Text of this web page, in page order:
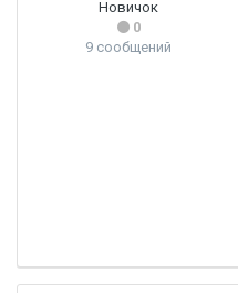
Новичок
0
9 сообщений